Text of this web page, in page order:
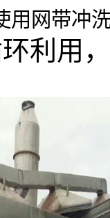
用网带冲
利用